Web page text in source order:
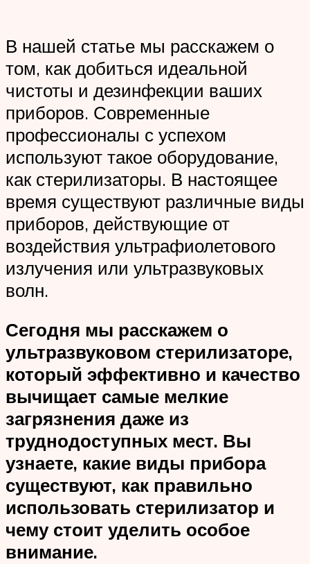
В нашей статье мы расскажем о
том, как добиться идеальной
чистоты и дезинфекции ваших
приборов. Современные
профессионалы с успехом
используют такое оборудование,
как стерилизаторы. В настоящее
время существуют различные виды
приборов, действующие от
воздействия ультрафиолетового
излучения или ультразвуковых
волн.
Сегодня мы расскажем о
ультразвуковом стерилизаторе,
который эффективно и качество
вычищает самые мелкие
загрязнения даже из
труднодоступных мест. Вы
узнаете, какие виды прибора
существуют, как правильно
использовать стерилизатор и
чему стоит уделить особое
внимание.